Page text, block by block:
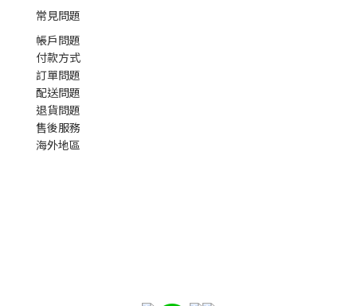
常見問題
帳戶問題
付款方式
訂單問題
配送問題
退貨問題
售後服務
海外地區